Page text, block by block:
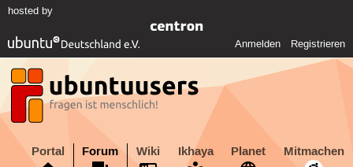
hosted by
Anmelden Registrieren
Portal Forum Wiki Ikhaya Planet Mitmachen